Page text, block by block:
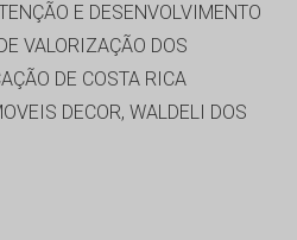
E DESENVOLVIMENTO
VALORIZAÇÃO DOS
DE COSTA RICA
DECOR, WALDELI DOS